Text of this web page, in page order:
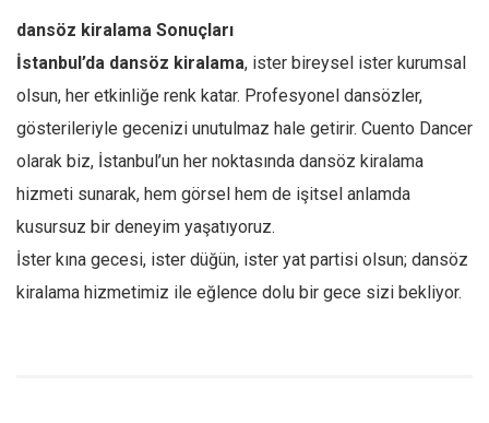
dansöz kiralama Sonuçları
İstanbul’da dansöz kiralama, ister bireysel ister kurumsal
olsun, her etkinliğe renk katar. Profesyonel dansözler,
gösterileriyle gecenizi unutulmaz hale getirir. Cuento Dancer
olarak biz, İstanbul’un her noktasında dansöz kiralama
hizmeti sunarak, hem görsel hem de işitsel anlamda
kusursuz bir deneyim yaşatıyoruz.
İster kına gecesi, ister düğün, ister yat partisi olsun; dansöz
kiralama hizmetimiz ile eğlence dolu bir gece sizi bekliyor.